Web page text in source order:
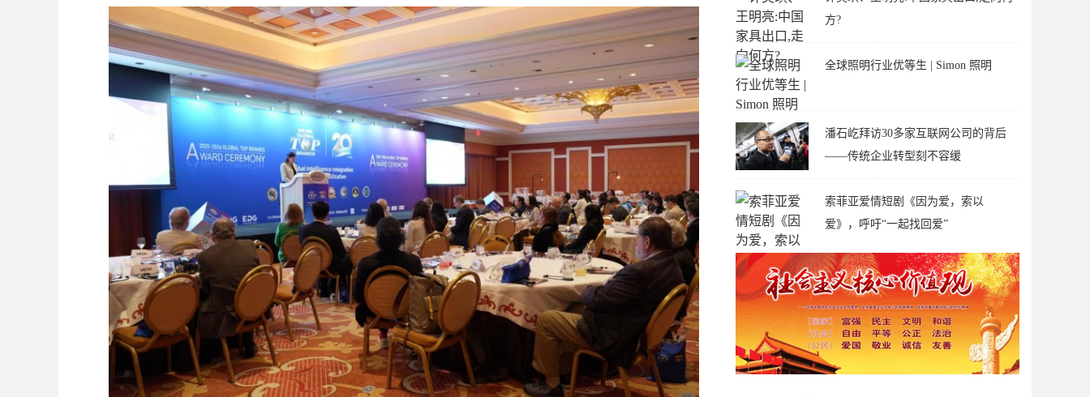
方?
全球照明行业优等生 | Simon 照明
潘石屹拜访30多家互联网公司的背后
——传统企业转型刻不容缓
索菲亚爱情短剧《因为爱，索以
爱》，呼吁“一起找回爱”